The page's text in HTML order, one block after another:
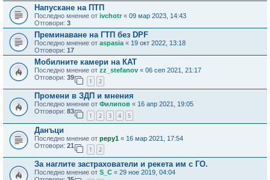
Напускане на ПТП
Последно мнение от ivchotr« 09 мар 2023, 14:43
Отговори: 3
Преминаване на ГТП без DPF
Последно мнение от aspasia « 19 окт 2022, 13:18
Отговори: 17
Мобилните камери на КАТ
Последно мнение от zz_stefanov « 06 сеп 2021, 21:17
Отговори: 39
1 2
Промени в ЗДП и мнения
Последно мнение от Филипов « 16 апр 2021, 19:05
Отговори: 83
1 2 3 4 5
Данъци
Последно мнение от pepy1 « 16 мар 2021, 17:54
Отговори: 21
1 2
За наглите застрахователи и рекета им с ГО.
Последно мнение от S_C « 29 ное 2019, 04:04